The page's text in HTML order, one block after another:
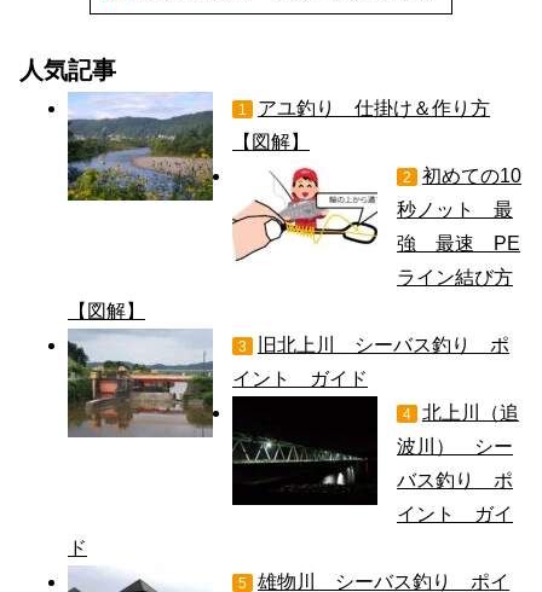
人気記事
1
アユ釣り 仕掛け＆作り方
【図解】
2
初めての10
秒ノット 最
強 最速 PE
ライン結び方
【図解】
3
旧北上川 シーバス釣り ポ
イント ガイド
4
北上川（追
波川） シー
バス釣り ポ
イント ガイ
ド
5 雄物川 シーバス釣り ポイ